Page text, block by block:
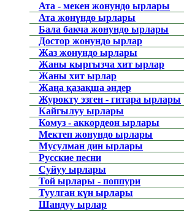
Ата - мекен жонундо ырлары
Ата жөнүндө ырлары
Бала бакча жонундо ырлары
Достор жонундо ырлар
Жаз жонундо ырлары
Жаны кыргызча хит ырлар
Жаны хит ырлар
Жаңа қазақша әндер
Журокту эзген - гитара ырлары
Кайгылуу ырлары
Комуз - аккордеон ырлары
Мектеп жонундо ырлары
Мусулман дин ырлары
Русские песни
Суйуу ырлары
Той ырлары - поппури
Туулган күн ырлары
Шандуу ырлар